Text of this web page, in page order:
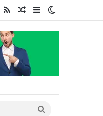
Facebook
RSS Publicación al azar
Barra lateral